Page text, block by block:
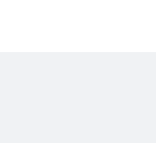
d’un service